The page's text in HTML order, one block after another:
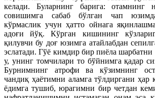
келади. Буларнинг барига: отамнинг
совишимга сабаб бўлган чап
кўрмаслик учун ҳатто ойнага
адоғи йўқ. Кўрган кишининг
қилувчи бу доғ юзимга атайлабдан
эслатади. Гўё кимдир бир пиёла
у, унинг томчилари то бўйнимга қадар
Бурнимнинг атрофи ва кўзимнинг
чандиқ ҳаётимни аламга тўлдиргани ҳар
ёдимга тушиб, юрагимни бир четдан